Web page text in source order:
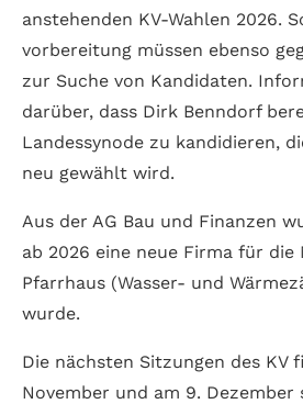
anstehenden KV-Wahlen 2026.
vorbereitung müssen ebenso
zur Suche von Kandidaten.
darüber, dass Dirk Benndorf
Landes­synode zu kandidieren,
neu gewählt wird.
Aus der AG Bau und Finanzen
ab 2026 eine neue Firma für die
Pfarrhaus (Wasser- und
wurde.
Die nächsten Sitzungen des KV
November und am 9. Dezember